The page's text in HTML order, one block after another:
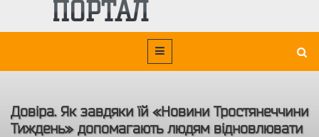
Довіра. Як завдяки їй «Новини Тростянеччини
Тиждень» допомагають людям відновлювати